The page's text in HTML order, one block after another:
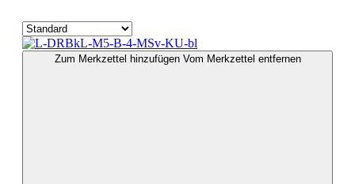
Zum Merkzettel hinzufügen Vom Merkzettel entfernen